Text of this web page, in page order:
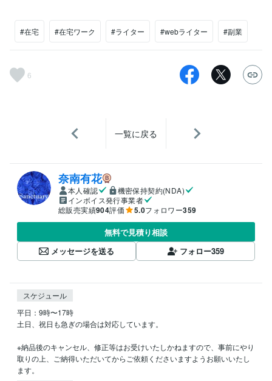
#在宅 #在宅ワーク #ライター #webライター #副業
6
一覧に戻る
奈南有花
本人確認
機密保持契約(NDA)
インボイス発行事業者
総販売実績904評価 5.0フォロワー359
無料で見積り相談
メッセージを送る
フォロー359
スケジュール
平日：9時〜17時
土日、祝日も急ぎの場合は対応しています。
※納品後のキャンセル、修正等はお受けいたしかねますので、事前にやり
取りの上、ご納得いただいてからご依頼くださいますようお願いいたし
ます。